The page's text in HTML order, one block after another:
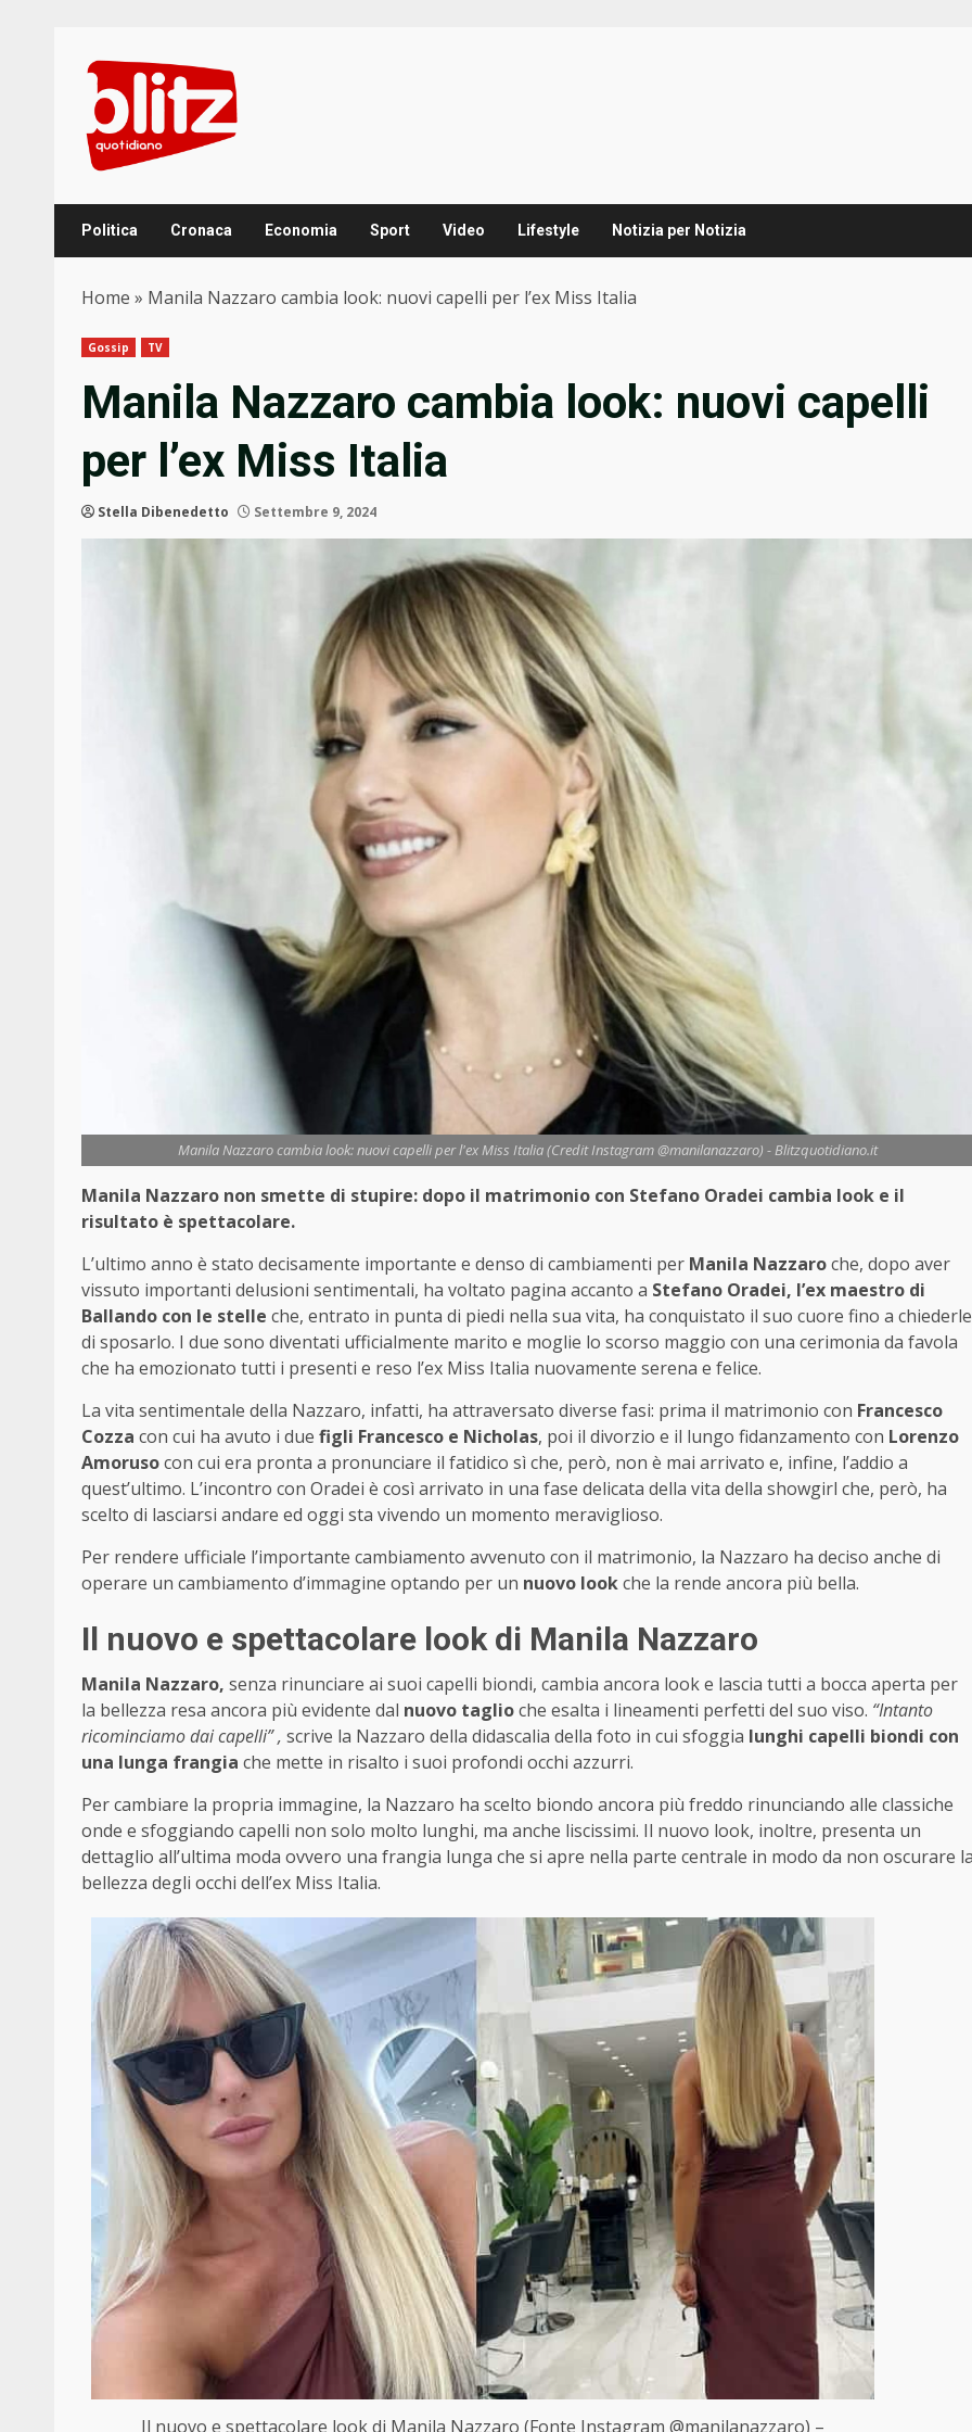
content
Politica Cronaca Economia Sport Video Lifestyle Notizia per Notizia
Home » Manila Nazzaro cambia look: nuovi capelli per l’ex Miss Italia
Gossip TV
Manila Nazzaro cambia look: nuovi capelli
per l’ex Miss Italia
Stella Dibenedetto Settembre 9, 2024
Manila Nazzaro cambia look: nuovi capelli per l'ex Miss Italia (Credit Instagram @manilanazzaro) - Blitzquotidiano.it
Manila Nazzaro non smette di stupire: dopo il matrimonio con Stefano Oradei cambia look e il
risultato è spettacolare.
L’ultimo anno è stato decisamente importante e denso di cambiamenti per Manila Nazzaroche, dopo aver
vissuto importanti delusioni sentimentali, ha voltato pagina accanto a Stefano Oradei, l’ex maestro di
Ballando con le stelle che, entrato in punta di piedi nella sua vita, ha conquistato il suo cuore fino a chiederle
di sposarlo. I due sono diventati ufficialmente marito e moglie lo scorso maggio con una cerimonia da favola
che ha emozionato tutti i presenti e reso l’ex Miss Italia nuovamente serena e felice.
La vita sentimentale della Nazzaro, infatti, ha attraversato diverse fasi: prima il matrimonio con Francesco
Cozza con cui ha avuto i due figli Francesco e Nicholas, poi il divorzio e il lungo fidanzamento con Lorenzo
Amorusocon cui era pronta a pronunciare il fatidico sì che, però, non è mai arrivato e, infine, l’addio a
quest’ultimo. L’incontro con Oradei è così arrivato in una fase delicata della vita della showgirl che, però, ha
scelto di lasciarsi andare ed oggi sta vivendo un momento meraviglioso.
Per rendere ufficiale l’importante cambiamento avvenuto con il matrimonio, la Nazzaro ha deciso anche di
operare un cambiamento d’immagine optando per un nuovo lookche la rende ancora più bella.
Il nuovo e spettacolare look di Manila Nazzaro
Manila Nazzaro, senza rinunciare ai suoi capelli biondi, cambia ancora look e lascia tutti a bocca aperta per
la bellezza resa ancora più evidente dal nuovo taglioche esalta i lineamenti perfetti del suo viso. “Intanto
ricominciamo dai capelli” , scrive la Nazzaro della didascalia della foto in cui sfoggia lunghi capelli biondi con
una lunga frangia che mette in risalto i suoi profondi occhi azzurri.
Per cambiare la propria immagine, la Nazzaro ha scelto biondo ancora più freddo rinunciando alle classiche
onde e sfoggiando capelli non solo molto lunghi, ma anche liscissimi. Il nuovo look, inoltre, presenta un
dettaglio all’ultima moda ovvero una frangia lunga che si apre nella parte centrale in modo da non oscurare
bellezza degli occhi dell’ex Miss Italia.
Il nuovo e spettacolare look di Manila Nazzaro (Fonte Instagram @manilanazzaro) –